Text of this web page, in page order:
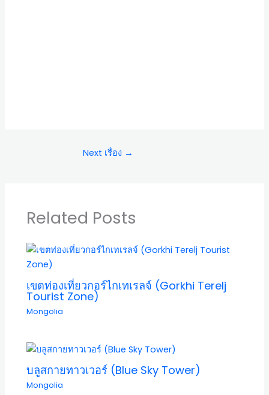
Next เรื่อง →
Related Posts
เขตท่องเที่ยวกอร์ไกเทเรลจ์ (Gorkhi Terelj
Tourist Zone)
Mongolia
บลูสกายทาวเวอร์ (Blue Sky Tower)
Mongolia